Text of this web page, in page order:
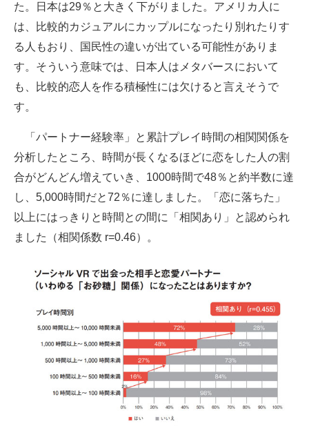
た。日本は29％と大きく下がりました。アメリカ人に
は、比較的カジュアルにカップルになったり別れたりす
る人もおり、国民性の違いが出ている可能性がありま
す。そういう意味では、日本人はメタバースにおいて
も、比較的恋人を作る積極性には欠けると言えそうで
す。
「パートナー経験率」と累計プレイ時間の相関関係を
分析したところ、時間が長くなるほどに恋をした人の割
合がどんどん増えていき、1000時間で48％と約半数に達
し、5,000時間だと72％に達しました。「恋に落ちた」
以上にはっきりと時間との間に「相関あり」と認められ
ました（相関係数 r=0.46）。